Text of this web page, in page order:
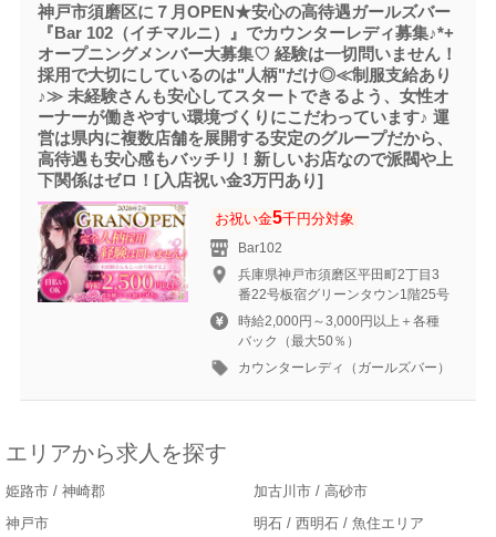
神戸市須磨区に７月OPEN★安心の高待遇ガールズバー
『Bar 102（イチマルニ）』でカウンターレディ募集♪*+
オープニングメンバー大募集♡ 経験は一切問いません！
採用で大切にしているのは"人柄"だけ◎≪制服支給あり
♪≫ 未経験さんも安心してスタートできるよう、女性オ
ーナーが働きやすい環境づくりにこだわっています♪ 運
営は県内に複数店舗を展開する安定のグループだから、
高待遇も安心感もバッチリ！新しいお店なので派閥や上
下関係はゼロ！[入店祝い金3万円あり]
お祝い金5千円分対象
Bar102
兵庫県神戸市須磨区平田町2丁目3
番22号板宿グリーンタウン1階25号
時給2,000円～3,000円以上＋各種
バック（最大50％）
カウンターレディ（ガールズバー）
エリアから求人を探す
姫路市 / 神崎郡
加古川市 / 高砂市
神戸市
明石 / 西明石 / 魚住エリア